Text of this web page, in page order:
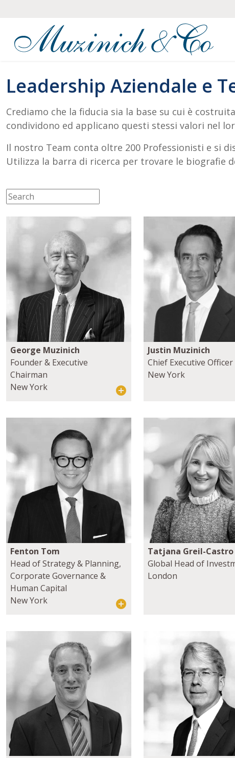
Leadership Aziendale e
Crediamo che la fiducia sia la base su cui è
condividono ed applicano questi stessi valori nel
Il nostro Team conta oltre 200 Professionisti e si
Utilizza la barra di ricerca per trovare le biografie
George Muzinich
Founder & Executive
Chairman
New York
Justin Muzinich
Chief Executive Officer
New York
Fenton Tom
Head of Strategy & Planning,
Corporate Governance &
Human Capital
New York
Tatjana Greil-Castro
Global Head of
London